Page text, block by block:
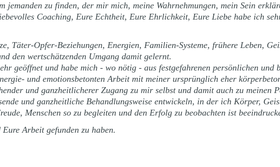
jemanden zu finden, der mir mich, meine Wahrnehmungen, mein Sein
Coaching, Eure Echtheit, Eure Ehrlichkeit, Eure Liebe habe ich
Täter-Opfer-Beziehungen, Energien, Familien-Systeme, frühere Leben,
den wertschätzenden Umgang damit gelernt.
geöffnet und habe mich - wo nötig - aus festgefahrenen persönlichen und
und emotionsbetonten Arbeit mit meiner ursprünglich eher
und ganzheitlicherer Zugang zu mir selbst und damit auch zu meinen
und ganzheitliche Behandlungsweise entwickeln, in der ich Körper,
Menschen so zu begleiten und den Erfolg zu beobachten ist
Arbeit gefunden zu haben.